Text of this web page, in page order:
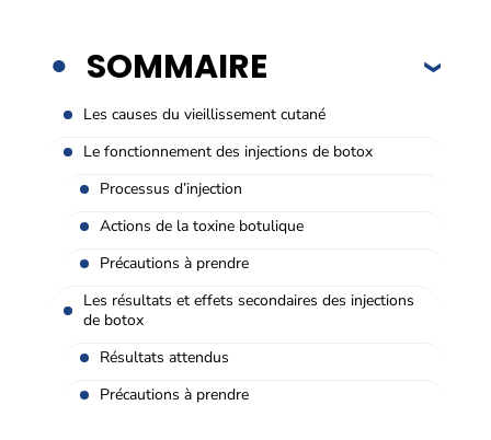
SOMMAIRE
Les causes du vieillissement cutané
Le fonctionnement des injections de botox
Processus d’injection
Actions de la toxine botulique
Précautions à prendre
Les résultats et effets secondaires des injections
de botox
Résultats attendus
Précautions à prendre